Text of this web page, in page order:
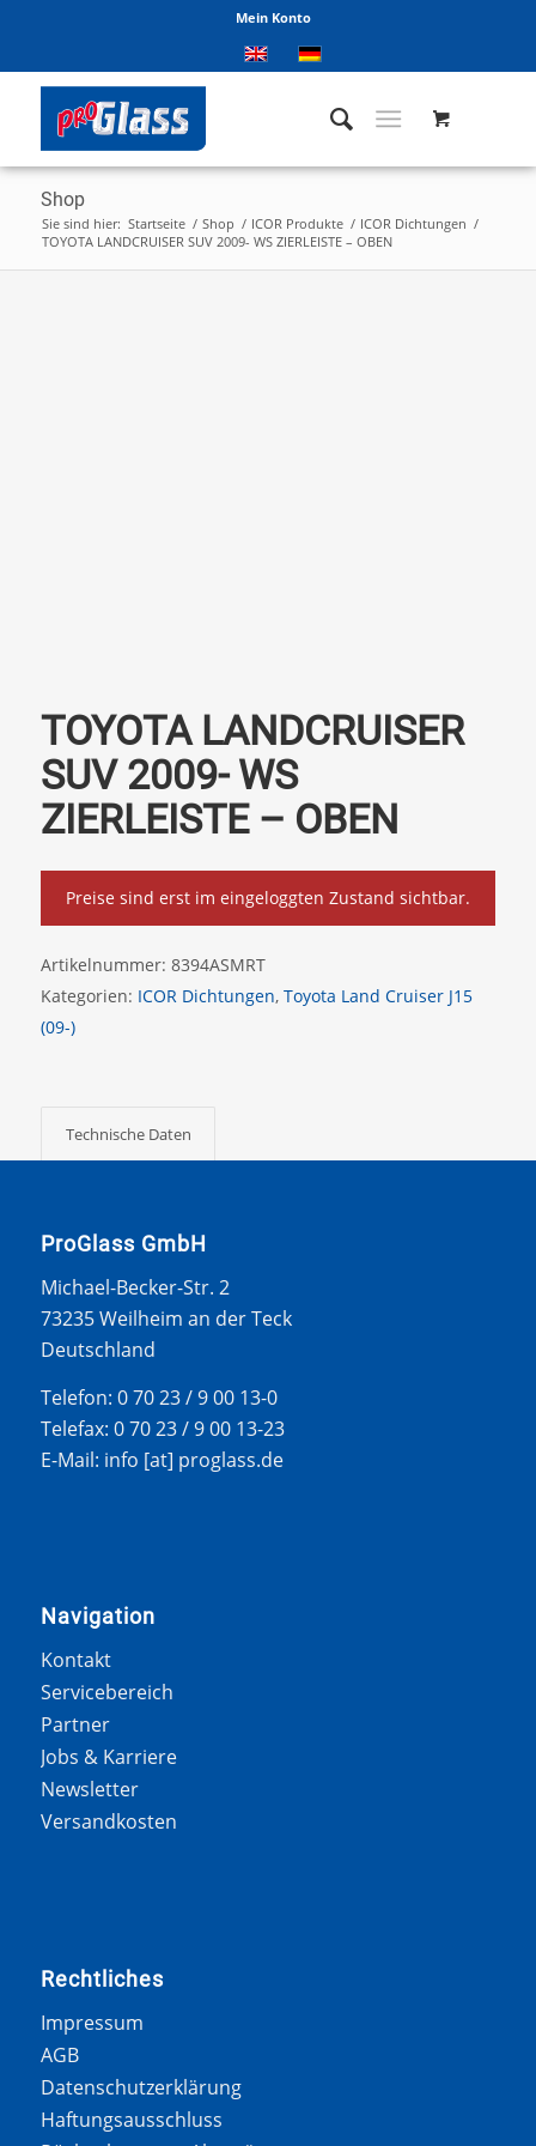
Mein Konto
Shop
Sie sind hier: Startseite / Shop / ICOR Produkte / ICOR Dichtungen /
TOYOTA LANDCRUISER SUV 2009- WS ZIERLEISTE – OBEN
TOYOTA LANDCRUISER
SUV 2009- WS
ZIERLEISTE – OBEN
Preise sind erst im eingeloggten Zustand sichtbar.
Artikelnummer: 8394ASMRT
Kategorien: ICOR Dichtungen, Toyota Land Cruiser J15
(09-)
Technische Daten
ProGlass GmbH
Michael-Becker-Str. 2
73235 Weilheim an der Teck
Deutschland
Telefon: 0 70 23 / 9 00 13-0
Telefax: 0 70 23 / 9 00 13-23
E-Mail: info [at] proglass.de
Navigation
Kontakt
Servicebereich
Partner
Jobs & Karriere
Newsletter
Versandkosten
Rechtliches
Impressum
AGB
Datenschutzerklärung
Haftungsausschluss